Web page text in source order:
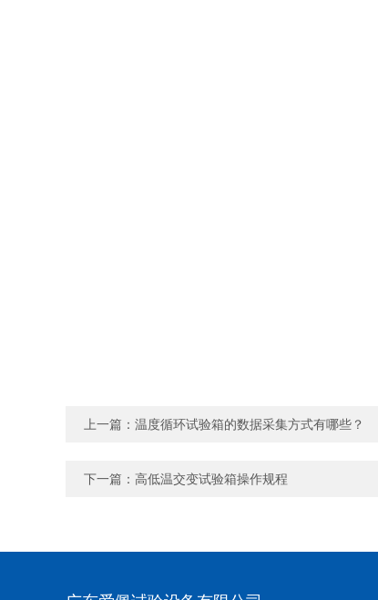
上一篇： 温度循环试验箱的数据采集方式有哪些？
下一篇： 高低温交变试验箱操作规程